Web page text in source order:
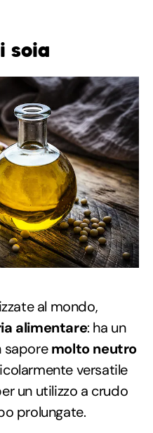
soia
al mondo,
alimentare: ha un
saporemolto neutro
versatile
un utilizzo a crudo
prolungate.